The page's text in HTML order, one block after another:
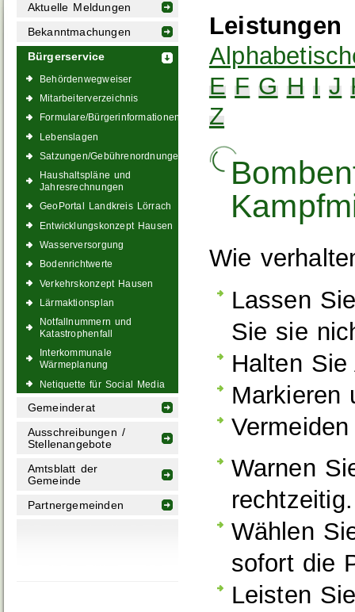
Aktuelle Meldungen
Bekanntmachungen
Bürgerservice
Behördenwegweiser
Mitarbeiterverzeichnis
Formulare/Bürgerinformationen
Lebenslagen
Satzungen/Gebührenordnungen
Haushaltspläne und
Jahresrechnungen
GeoPortal Landkreis Lörrach
Entwicklungskonzept Hausen
Wasserversorgung
Bodenrichtwerte
Verkehrskonzept Hausen
Lärmaktionsplan
Notfallnummern und
Katastrophenfall
Interkommunale
Wärmeplanung
Netiquette für Social Media
Gemeinderat
Ausschreibungen /
Stellenangebote
Amtsblatt der
Gemeinde
Partnergemeinden
Leistungen
E F G H I J
Z
Wie
Lassen
Sie sie
Halten
Markieren
Warnen
rechtzeitig.
Wählen
sofort die
Leisten